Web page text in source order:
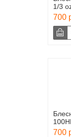
1/3
700
700